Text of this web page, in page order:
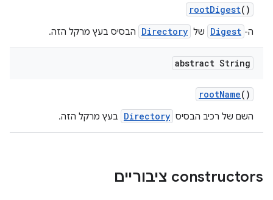
rootDigest()
ה- Digest של Directory הבסיס בעץ מרקל הזה.
abstract String
rootName()
השם של רכיב הבסיס Directory בעץ מרקל הזה.
‫constructors ציבוריים